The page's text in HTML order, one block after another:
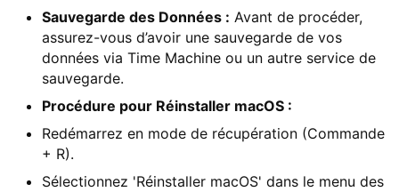
Sauvegarde des Données : Avant de procéder,
assurez-vous d’avoir une sauvegarde de vos
données via Time Machine ou un autre service de
sauvegarde.
Procédure pour Réinstaller macOS :
Redémarrez en mode de récupération (Commande
+ R).
Sélectionnez 'Réinstaller macOS' dans le menu des